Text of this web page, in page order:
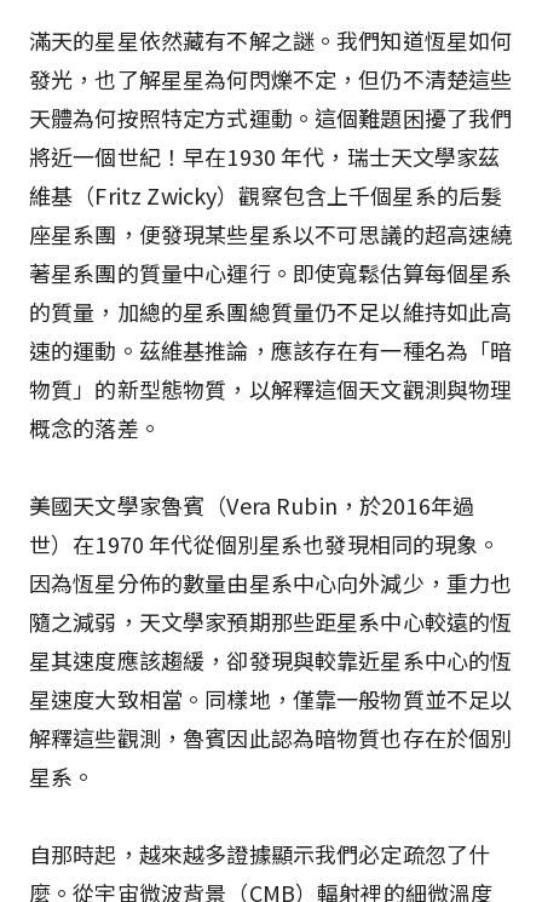
滿天的星星依然藏有不解之謎。我們知道恆星如何
發光，也了解星星為何閃爍不定，但仍不清楚這些
天體為何按照特定方式運動。這個難題困擾了我們
將近一個世紀！早在1930 年代，瑞士天文學家茲
維基（Fritz Zwicky）觀察包含上千個星系的后髮
座星系團，便發現某些星系以不可思議的超高速繞
著星系團的質量中心運行。即使寬鬆估算每個星系
的質量，加總的星系團總質量仍不足以維持如此高
速的運動。茲維基推論，應該存在有一種名為「暗
物質」的新型態物質，以解釋這個天文觀測與物理
概念的落差。
美國天文學家魯賓（Vera Rubin，於2016年過
世）在1970 年代從個別星系也發現相同的現象。
因為恆星分佈的數量由星系中心向外減少，重力也
隨之減弱，天文學家預期那些距星系中心較遠的恆
星其速度應該趨緩，卻發現與較靠近星系中心的恆
星速度大致相當。同樣地，僅靠一般物質並不足以
解釋這些觀測，魯賓因此認為暗物質也存在於個別
星系。
自那時起，越來越多證據顯示我們必定疏忽了什
麼。從宇宙微波背景（CMB）輻射裡的細微溫度